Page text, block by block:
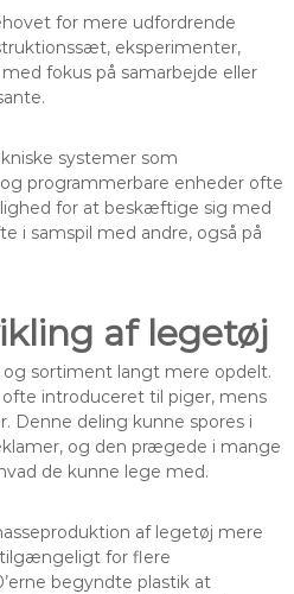
for mere udfordrende
eksperimenter,
fokus på samarbejde eller
systemer som
programmerbare enheder ofte
for at beskæftige sig med
i samspil med andre, også på
af legetøj
sortiment langt mere opdelt.
introduceret til piger, mens
Denne deling kunne spores i
og den prægede i mange
de kunne lege med.
af legetøj mere
for flere
begyndte plastik at